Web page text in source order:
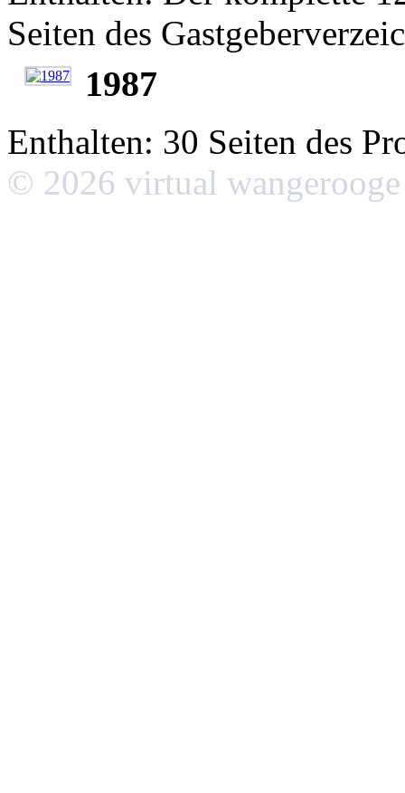
Seiten des
1987
Enthalten: 30 Seiten des
© 2026 virtual wangerooge